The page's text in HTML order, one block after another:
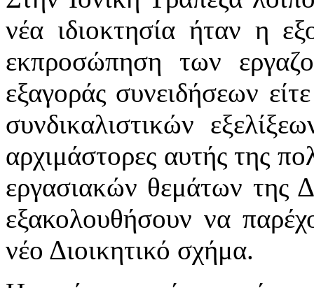
νέα ιδιοκτησία ήταν η
εκπροσώπηση των
εξαγοράς συνειδήσεων
συνδικαλιστικών
αρχιμάστορες αυτής της
εργασιακών θεμάτων της
εξακολουθήσουν να
νέο Διοικητικό σχήμα.